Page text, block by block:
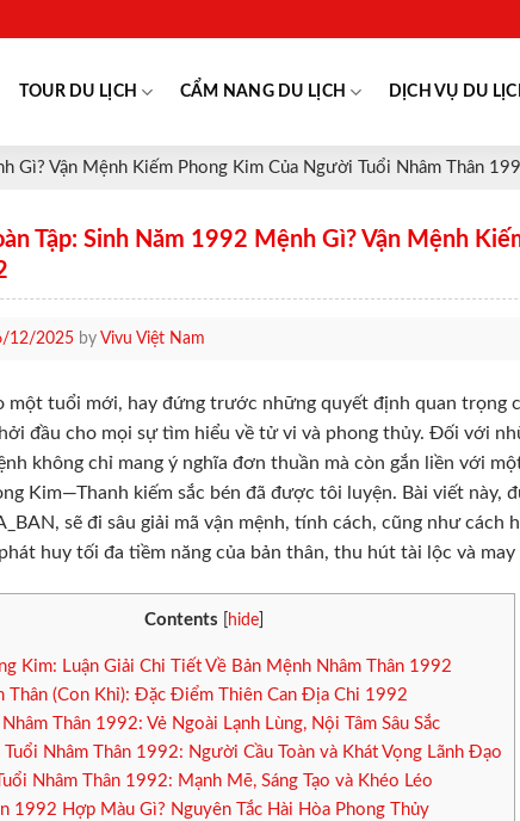
TOUR DU LỊCH CẨM NANG DU LỊCH DỊCH VỤ DU
Gì? Vận Mệnh Kiếm Phong Kim Của Người Tuổi Nhâm Thân
Tập: Sinh Năm 1992 Mệnh Gì? Vận Mệnh
12/2025 by Vivu Việt Nam
một tuổi mới, hay đứng trước những quyết định quan trọng
đầu cho mọi sự tìm hiểu về tử vi và phong thủy. Đối với
không chỉ mang ý nghĩa đơn thuần mà còn gắn liền với
Kim—Thanh kiếm sắc bén đã được tôi luyện. Bài viết này,
sẽ đi sâu giải mã vận mệnh, tính cách, cũng như
huy tối đa tiềm năng của bản thân, thu hút tài lộc và may
Contents hide
Kim: Luận Giải Chi Tiết Về Bản Mệnh Nhâm Thân 1992
Thân (Con Khỉ): Đặc Điểm Thiên Can Địa Chi 1992
Nhâm Thân 1992: Vẻ Ngoài Lạnh Lùng, Nội Tâm Sâu Sắc
Tuổi Nhâm Thân 1992: Người Cầu Toàn và Khát Vọng Lãnh Đạo
Nhâm Thân 1992: Mạnh Mẽ, Sáng Tạo và Khéo Léo
1992 Hợp Màu Gì? Nguyên Tắc Hài Hòa Phong Thủy